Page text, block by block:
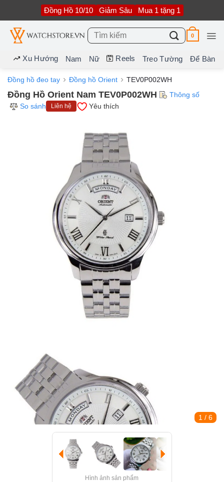
nội
dung
Đồng Hồ 10/10 Giảm Sâu Mua 1 tặng 1
Tìm
kiếm:
0
Xu Hướng Nam Nữ Reels Treo Tường Để Bàn
Đồng hồ đeo tay Đồng hồ Orient TEV0P002WH
Đồng Hồ Orient Nam TEV0P002WH
Thông số
So sánh
Liên hệ Yêu thích
1 / 6
Hình ảnh sản phẩm